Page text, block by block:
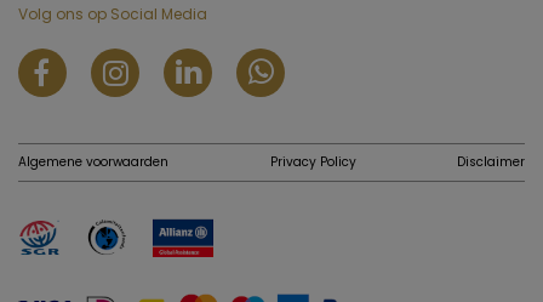
Volg ons op Social Media
Algemene voorwaarden Privacy Policy Disclaimer